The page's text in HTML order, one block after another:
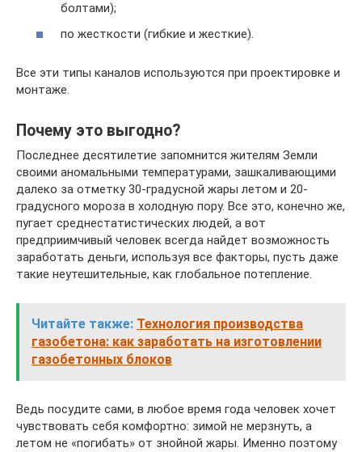
болтами);
по жесткости (гибкие и жесткие).
Все эти типы каналов используются при проектировке и
монтаже.
Почему это выгодно?
Последнее десятилетие запомнится жителям Земли
своими аномальными температурами, зашкаливающими
далеко за отметку 30-градусной жары летом и 20-
градусного мороза в холодную пору. Все это, конечно же,
пугает среднестатистических людей, а вот
предприимчивый человек всегда найдет возможность
заработать деньги, используя все факторы, пусть даже
такие неутешительные, как глобальное потепление.
Читайте также: Технология производства
газобетона: как заработать на изготовлении
газобетонных блоков
Ведь посудите сами, в любое время года человек хочет
чувствовать себя комфортно: зимой не мерзнуть, а
летом не «погибать» от знойной жары. Именно поэтому